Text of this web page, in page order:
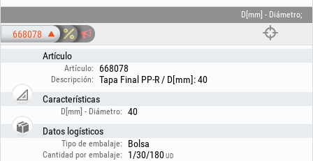
D[mm] - Diámetro;
668078
Artículo
Artículo: 668078
Descripción:
Tapa Final PP-R / D[mm]: 40
Características
D[mm] - Diámetro:
40
Datos logísticos
Tipo de embalaje: Bolsa
Cantidad por embalaje: 1/30/180UD